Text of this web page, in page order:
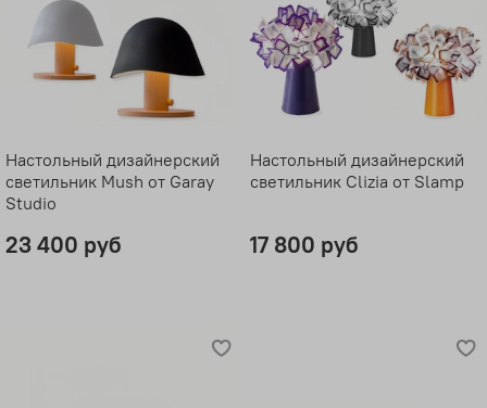
Настольный дизайнерский
светильник Mush от Garay
Studio
23 400 руб
Настольный дизайнерский
светильник Clizia от Slamp
17 800 руб